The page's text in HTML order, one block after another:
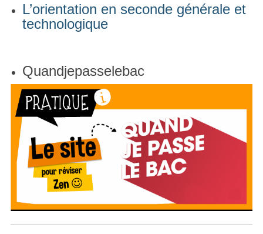
L’orientation en seconde générale et
technologique
Quandjepasselebac